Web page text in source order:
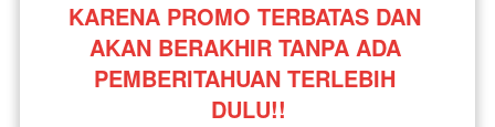
KARENA PROMO TERBATAS DAN
AKAN BERAKHIR TANPA ADA
PEMBERITAHUAN TERLEBIH
DULU!!